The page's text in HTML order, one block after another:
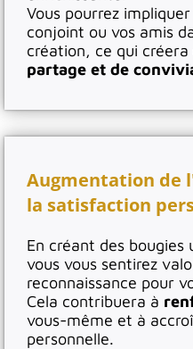
Vous pourrez
conjoint ou vos amis
création, ce qui créera
partage et de
Augmentation de
la satisfaction
En créant des
vous vous sentirez
reconnaissance pour
Cela contribuera à
vous-même et à
personnelle.